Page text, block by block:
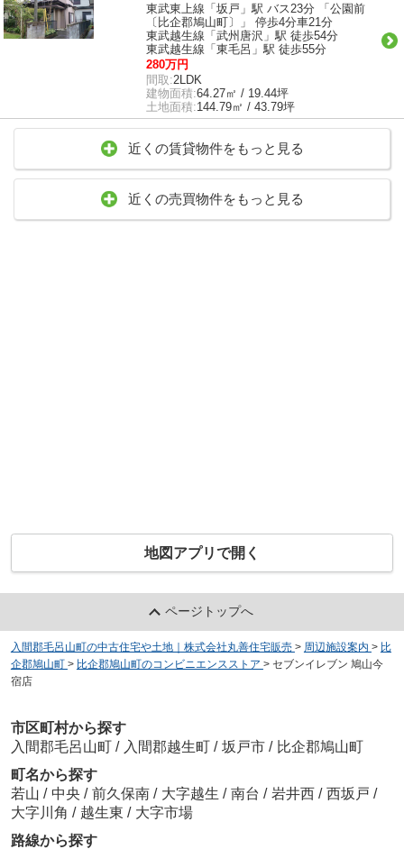
東武東上線「坂戸」駅 バス23分 「公園前
〔比企郡鳩山町〕」 停歩4分車21分
東武越生線「武州唐沢」駅 徒歩54分
東武越生線「東毛呂」駅 徒歩55分
280万円
間取:2LDK
建物面積:64.27㎡ / 19.44坪
土地面積:144.79㎡ / 43.79坪
近くの賃貸物件をもっと見る
近くの売買物件をもっと見る
地図アプリで開く
ページトップへ
入間郡毛呂山町の中古住宅や土地｜株式会社丸善住宅販売 > 周辺施設案内 > 比
企郡鳩山町 > 比企郡鳩山町のコンビニエンスストア > セブンイレブン 鳩山今
宿店
市区町村から探す
入間郡毛呂山町 / 入間郡越生町 / 坂戸市 / 比企郡鳩山町
町名から探す
若山 / 中央 / 前久保南 / 大字越生 / 南台 / 岩井西 / 西坂戸 /
大字川角 / 越生東 / 大字市場
路線から探す